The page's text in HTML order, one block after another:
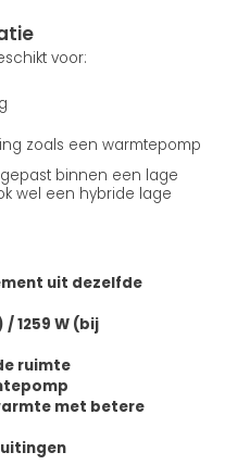
voor:
zoals een warmtepomp
binnen een lage
wel een hybride lage
uit dezelfde
1259 W (bij
ruimte
met betere